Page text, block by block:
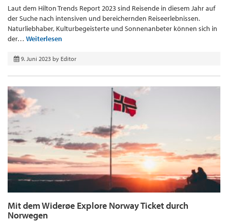
Laut dem Hilton Trends Report 2023 sind Reisende in diesem Jahr auf
der Suche nach intensiven und bereichernden Reiseerlebnissen.
Naturliebhaber, Kulturbegeisterte und Sonnenanbeter können sich in
der… Weiterlesen
9. Juni 2023 by Editor
Mit dem Widerøe Explore Norway Ticket durch
Norwegen